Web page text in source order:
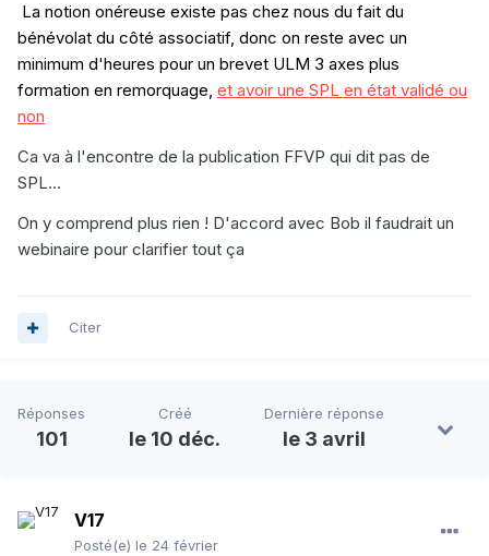
La notion onéreuse existe pas chez nous du fait du
bénévolat du côté associatif, donc on reste avec un
minimum d'heures pour un brevet ULM 3 axes plus
formation en remorquage, et avoir une SPL en état validé ou
non
Ca va à l'encontre de la publication FFVP qui dit pas de
SPL...
On y comprend plus rien ! D'accord avec Bob il faudrait un
webinaire pour clarifier tout ça
Citer
Réponses
101
Créé
le 10 déc.
Dernière réponse
le 3 avril
V17
Posté(e) le 24 février